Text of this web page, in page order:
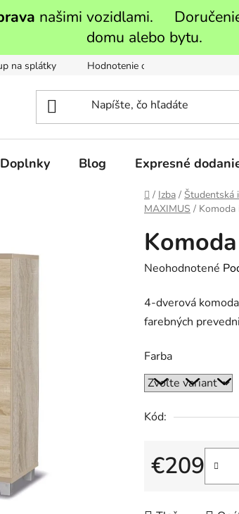
našimi vozidlami.
domu alebo bytu.
na splátky Hodnotenie obchodu
Doplnky Blog Expresné
Domov
/ Izba / Študentská
MAXIMUS /
Priemerné
produktu
je
z
5
Neohodnotené
4-dverová
farebných
Farba
Kód:
€209
Jednotková cena: